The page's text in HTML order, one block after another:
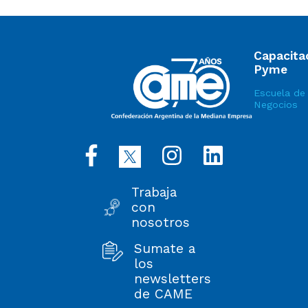
Trabaja
con
nosotros
Sumate a
los
newsletters
de CAME
Pyme
Escuela de
Negocios